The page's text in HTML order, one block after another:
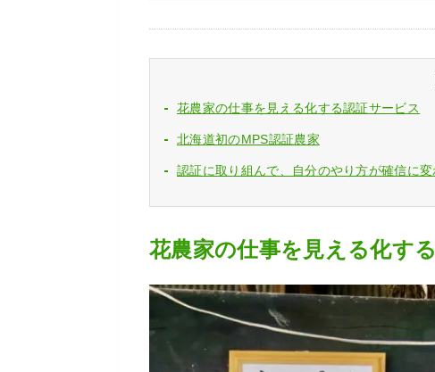
花農家の仕事を見える化する認証サービス
北海道初のMPS認証農家
認証に取り組んで、自分のやり方が確信に変
花農家の仕事を見える化す